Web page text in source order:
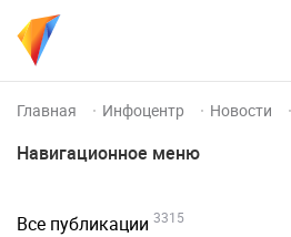
Главная Инфоцентр Новости
Навигационное меню
Все публикации 3315